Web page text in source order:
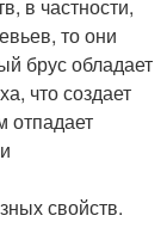
в частности,
то они
брус обладает
что создает
отпадает
свойств.